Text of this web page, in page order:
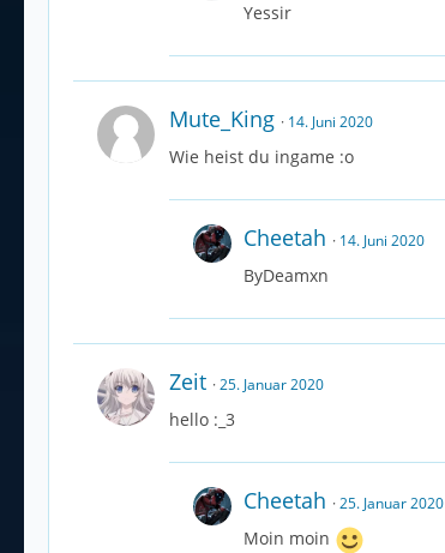
Yessir
Mute_King 14. Juni 2020
Wie heist du ingame :o
Cheetah 14. Juni 2020
ByDeamxn
Zeit 25. Januar 2020
hello :_3
Cheetah 25. Januar 2020
Moin moin